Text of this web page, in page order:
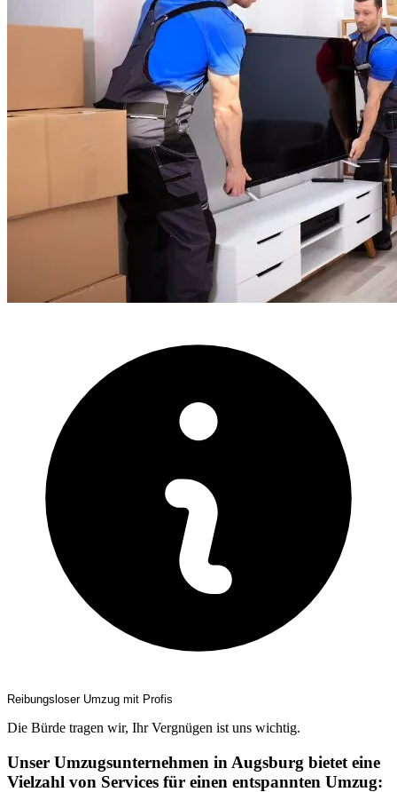
Reibungsloser Umzug mit Profis
Die Bürde tragen wir, Ihr Vergnügen ist uns wichtig.
Unser Umzugsunternehmen in Augsburg bietet eine
Vielzahl von Services für einen entspannten Umzug: